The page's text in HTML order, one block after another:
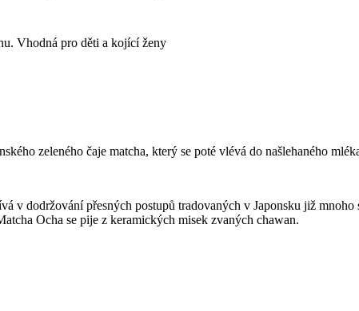
Vhodná pro děti a kojící ženy
zeleného čaje matcha, který se poté vlévá do našlehaného
v dodržování přesných postupů tradovaných v Japonsku již
Ocha se pije z keramických misek zvaných chawan.